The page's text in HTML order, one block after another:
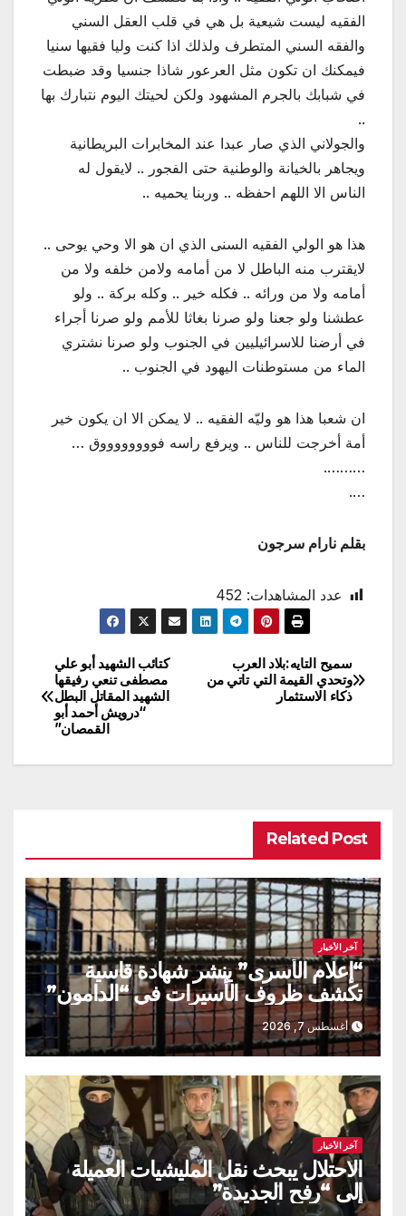
الفقيه ليست شيعية بل هي في قلب العقل السني
والفقه السني المتطرف ولذلك اذا كنت وليا فقيها سنيا
فيمكنك ان تكون مثل العرعور شاذا جنسيا وقد ضبطت
في شبابك بالجرم المشهود ولكن لحيتك اليوم نتبارك بها
..
والجولاني الذي صار عبدا عند المخابرات البريطانية
ويجاهر بالخيانة والوطنية حتى الفجور .. لايقول له
الناس الا اللهم احفظه .. وربنا يحميه ..
هذا هو الولي الفقيه السنى الذي ان هو الا وحي يوحى ..
لايقترب منه الباطل لا من أمامه ولامن خلفه ولا من
أمامه ولا من ورائه .. فكله خير .. وكله بركة .. ولو
عطشنا ولو جعنا ولو صرنا بغاثا للأمم ولو صرنا أجراء
في أرضنا للاسرائيليين في الجنوب ولو صرنا نشتري
الماء من مستوطنات اليهود في الجنوب ..
ان شعبا هذا هو وليّه الفقيه .. لا يمكن الا ان يكون خير
أمة أخرجت للناس .. ويرفع راسه فووووووووق …
……….
….
بقلم نارام سرجون
عدد المشاهدات: 452
تصفّح
المقالات
كتائب الشهيد أبو علي
مصطفى تنعي رفيقها
الشهيد المقاتل البطل
“درويش أحمد أبو
القمصان”
سميح التايه:بلاد العرب
وتحدي القيمة التي تاتي من
ذكاء الاستثمار
Related Post
آخر الأخبار
“إعلام الأسرى” ينشر شهادة قاسية
تكشف ظروف الأسيرات في “الدامون”
أغسطس 7, 2026
آخر الأخبار
الاحتلال يبحث نقل المليشيات العميلة
إلى “رفح الجديدة”